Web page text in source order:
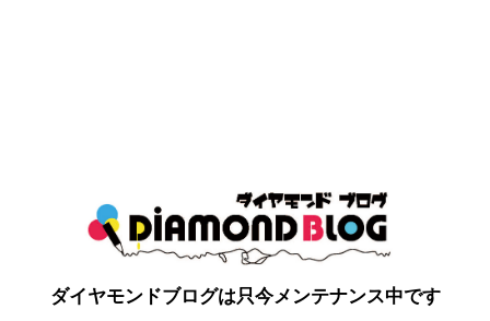
ダイヤモンドブログは只今メンテナンス中です